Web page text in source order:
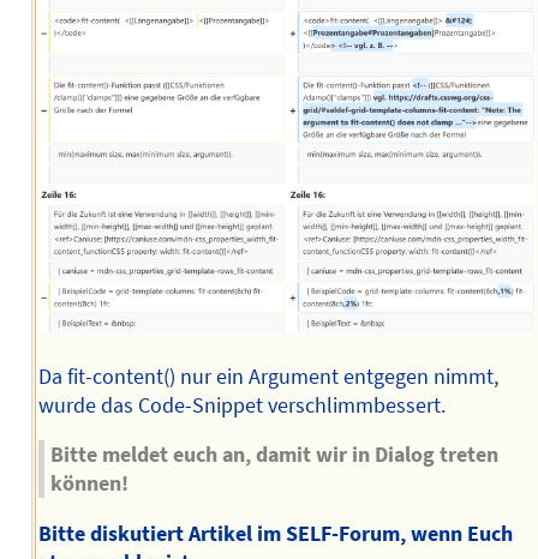
Da fit-content() nur ein Argument entgegen nimmt,
wurde das Code-Snippet verschlimmbessert.
Bitte meldet euch an, damit wir in Dialog treten
können!
Bitte diskutiert Artikel im SELF-Forum, wenn Euch